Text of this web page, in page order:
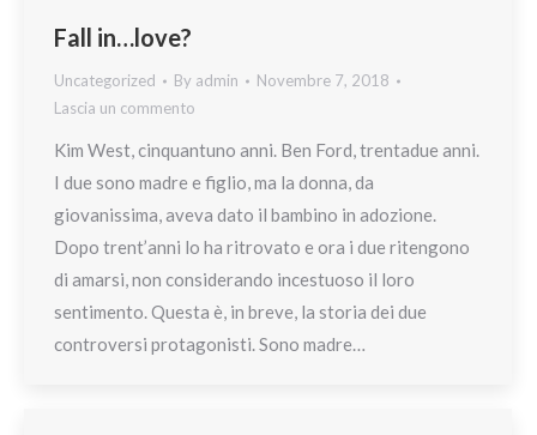
Fall in…love?
Uncategorized By admin
Novembre 7, 2018
Lascia un commento
Kim West, cinquantuno anni. Ben Ford, trentadue anni.
I due sono madre e figlio, ma la donna, da
giovanissima, aveva dato il bambino in adozione.
Dopo trent’anni lo ha ritrovato e ora i due ritengono
di amarsi, non considerando incestuoso il loro
sentimento. Questa è, in breve, la storia dei due
controversi protagonisti. Sono madre…